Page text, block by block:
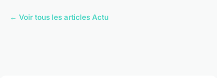
← Voir tous les articles Actu